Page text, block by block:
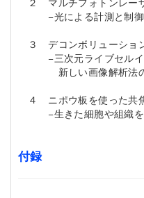
−光による計測と制御
３ デコンボリューショ
−三次元ライブセルイ
新しい画像解析法
４ ニポウ板を使った共
−生きた細胞や組織を
付録